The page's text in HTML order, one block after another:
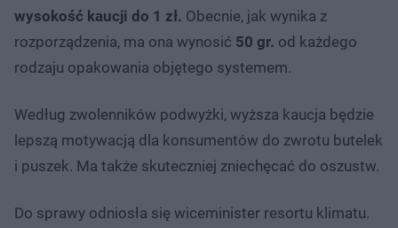
wysokość kaucji do 1 zł. Obecnie, jak wynika z
rozporządzenia, ma ona wynosić 50 gr. od każdego
rodzaju opakowania objętego systemem.
Według zwolenników podwyżki, wyższa kaucja będzie
lepszą motywacją dla konsumentów do zwrotu butelek
i puszek. Ma także skuteczniej zniechęcać do oszustw.
Do sprawy odniosła się wiceminister resortu klimatu.